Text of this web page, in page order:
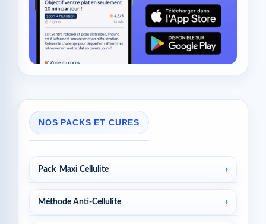
NOS PACKS ET CURES
Pack Maxi Cellulite
Méthode Anti-Cellulite